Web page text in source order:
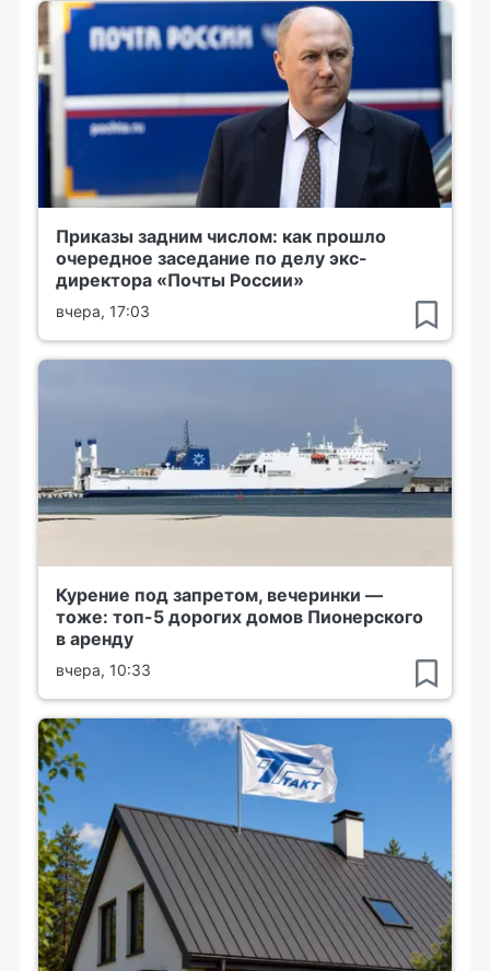
Приказы задним числом: как прошло
очередное заседание по делу экс-
директора «Почты России»
вчера, 17:03
Курение под запретом, вечеринки —
тоже: топ-5 дорогих домов Пионерского
в аренду
вчера, 10:33